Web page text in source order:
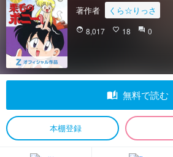
著作者 くら☆りっさ
face 8,017 favorite_border 18 question_answer 0
auto_stories 無料で読む
本棚登録